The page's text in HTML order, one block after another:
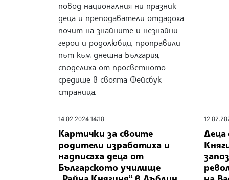
повод националния ни празник
деца и преподаватели отдадоха
почит на знайните и незнайни
герои и родолюбци, проправили
път към днешна България,
споделиха от просветното
средище в своята Фейсбук
страница.
14.02.2024 14:10
Картички за своите
родители изработиха и
надписаха деца от
Българското училище
Деца